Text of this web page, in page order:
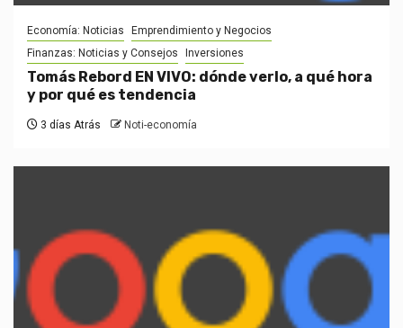
Economía: Noticias
Emprendimiento y Negocios
Finanzas: Noticias y Consejos
Inversiones
Tomás Rebord EN VIVO: dónde verlo, a qué hora
y por qué es tendencia
3 días Atrás Noti-economía